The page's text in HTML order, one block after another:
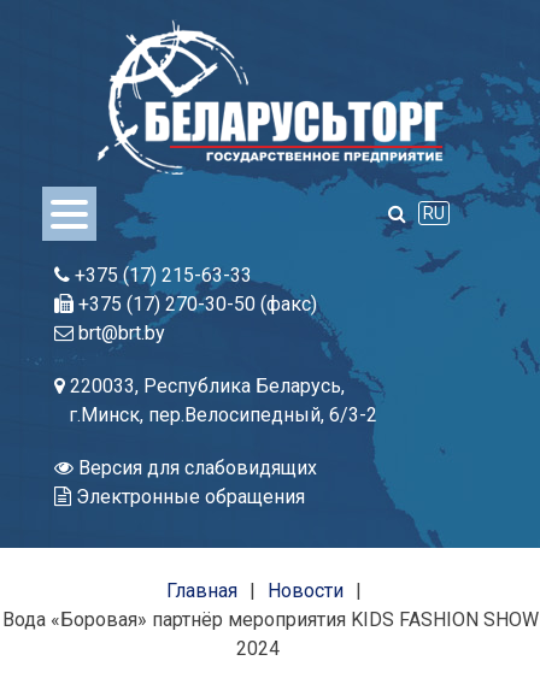
RU
+375 (17) 215-63-33
+375 (17) 270-30-50 (факс)
brt@brt.by
220033, Республика Беларусь,
г.Минск, пер.Велосипедный, 6/3-2
Версия для слабовидящих
Электронные обращения
Главная
Новости
Вода «Боровая» партнёр мероприятия KIDS FASHION SHOW
2024